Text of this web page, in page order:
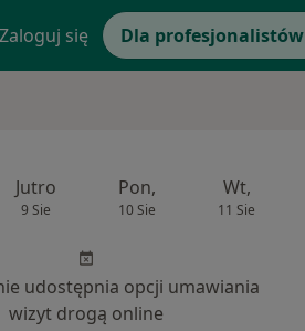
Zaloguj się Dla profesjonalistów
Jutro
9 Sie
Pon,
10 Sie
Wt,
11 Sie
udostępnia opcji umawiania
wizyt drogą online